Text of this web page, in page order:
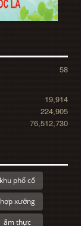
58
19,914
224,905
76,512,730
khu phố cổ
hợp xướng
ẩm thực